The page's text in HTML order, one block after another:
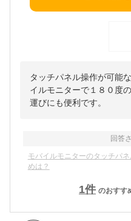
タッチパネル操作が可能
イルモニターで１８０度
運びにも便利です。
回答
モバイルモニターのタッチパ
めは？
1件 のおすす